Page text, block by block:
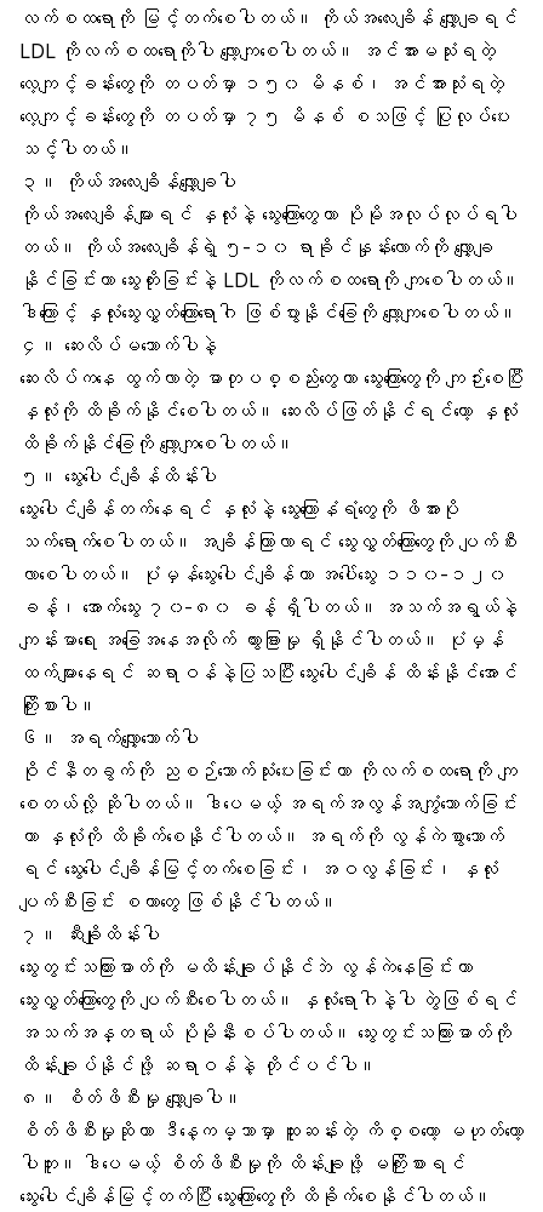
လက်စထရောကို မြင့်တက်စေပါတယ်။ ကိုယ်အလေးချိန် လျှော့ချရင်
LDL ကိုလက်စထရောကိုပါ လျော့ကျစေပါတယ်။ အင်အားမသုံးရတဲ့
လေ့ကျင့်ခန်းတွေကို တပတ်မှာ ၁၅၀ မိနစ်၊ အင်အားသုံးရတဲ့
လေ့ကျင့်ခန်းတွေကို တပတ်မှာ ၇၅ မိနစ် စသဖြင့် ပြုလုပ်ပေး
သင့်ပါတယ်။
၃။
ကိုယ်အလေးချိန်လျှော့ချပါ
ကိုယ်အလေးချိန်များရင် နှလုံးနဲ့ သွေးကြောတွေဟာ ပိုမိုအလုပ်လုပ်ရပါ
တယ်။ ကိုယ်အလေးချိန်ရဲ့ ၅-၁၀ ရာခိုင်နှုန်းလောက်ကို လျှော့ချ
နိုင်ခြင်းဟာ သွေးတိုးခြင်းနဲ့ LDL ကိုလက်စထရောကို ကျစေပါတယ်။
ဒါကြောင့် နှလုံးသွေးလွှတ်ကြောရောဂါ ဖြစ်ပွားနိုင်ခြေကို လျော့ကျစေပါတယ်။
၄။ ဆေးလိပ်မသောက်ပါနဲ့
ဆေးလိပ်ကနေ ထွက်လာတဲ့ ဓာတုပစ္စည်းတွေဟာ သွေးကြောတွေကို ကျဉ်းစေပြီး
နှလုံးကို ထိခိုက်နိုင်စေပါတယ်။ ဆေးလိပ်ဖြတ်နိုင်ရင်တော့ နှလုံး
ထိခိုက်နိုင်ခြေကို လျော့ကျစေပါတယ်။
၅။ သွေးပေါင်ချိန်ထိန်းပါ
သွေးပေါင်ချိန်တက်နေရင် နှလုံးနဲ့ သွေးကြောနံရံတွေကို ဖိအားပို
သက်ရောက်စေပါတယ်။ အချိန်ကြာလာရင် သွေးလွှတ်ကြောတွေကို ပျက်စီး
လာစေပါတယ်။ ပုံမှန်သွေးပေါင်ချိန်ဟာ အပေါ်သွေး ၁၁၀-၁၂၀
ခန့်၊ အောက်သွေး ၇၀-၈၀ ခန့် ရှိပါတယ်။ အသက်အရွယ်နဲ့
ကျန်းမာရေး အခြေအနေအလိုက် ကွားခြားမှု ရှိနိုင်ပါတယ်။ ပုံမှန်
ထက်များနေရင် ဆရာဝန်နဲ့ပြသပြီး သွေးပေါင်ချိန် ထိန်းနိုင်အောင်
ကြိုးစားပါ။
၆။
အရက်လျှော့သောက်ပါ
ဝိုင်နီတခွက်ကို ညစဉ်သောက်သုံးပေးခြင်းဟာ ကိုလက်စထရောကို ကျ
စေတယ်လို့ ဆိုပါတယ်။ ဒါပေမယ့် အရက်အလွန်အကျွံသောက်ခြင်း
ဟာ နှလုံးကို ထိခိုက်စေနိုင်ပါတယ်။ အရက်ကို လွန်ကဲစွာသောက်
ရင် သွေးပေါင်ချိန်မြင့်တက်စေခြင်း၊ အဝလွန်ခြင်း၊ နှလုံး
ပျက်စီးခြင်း စတာတွေ ဖြစ်နိုင်ပါတယ်။
၇။
ဆီးချိုထိန်းပါ
သွေးတွင်းသကြားဓာတ်ကို မထိန်းချုပ်နိုင်ဘဲ လွန်ကဲနေခြင်းဟာ
သွေးလွှတ်ကြောတွေကို ပျက်စီးစေပါတယ်။ နှလုံးရောဂါနဲ့ပါ တွဲဖြစ်ရင်
အသက်အန္တရာယ် ပိုမိုနီးစပ်ပါတယ်။ သွေးတွင်းသကြားဓာတ်ကို
ထိန်းချုပ်နိုင်ဖို့ ဆရာဝန်နဲ့ တိုင်ပင်ပါ။
၈။
စိတ်ဖိစီးမှု လျှော့ချပါ။
စိတ်ဖိစီးမှုဆိုတာ ဒီနေ့ကမ္ဘာမှာ ထူးဆန်းတဲ့ ကိစ္စတော့ မဟုတ်တော့
ပါဘူး။ ဒါပေမယ့် စိတ်ဖိစီးမှုကို ထိန်းချုဖို့ မကြိုးစားရင်
သွေးပေါင်ချိန်မြင့်တက်ပြီး သွေးကြောတွေကို ထိခိုက်စေနိုင်ပါတယ်။